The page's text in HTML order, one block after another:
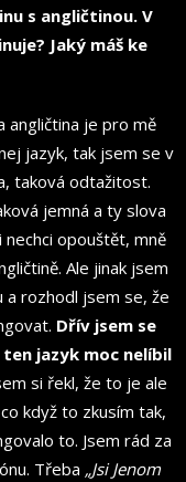
s angličtinou. V
Jaký máš ke
angličtina je pro mě
jazyk, tak jsem se v
taková odtažitost.
jemná a ty slova
opouštět, mně
Ale jinak jsem
a rozhodl jsem se, že
Dřív jsem se
jazyk moc nelíbil
si řekl, že to je ale
když to zkusím tak,
to. Jsem rád za
Třeba „Jsi Jenom